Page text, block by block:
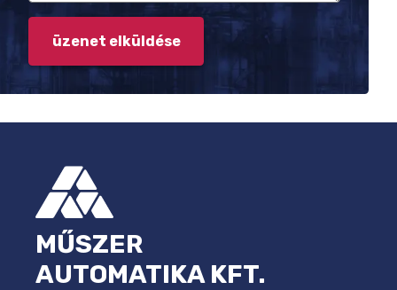
MŰSZER
AUTOMATIKA KFT.